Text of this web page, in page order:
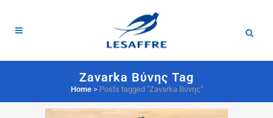
Zavarka Βύνης Tag
Home> Posts tagged "Zavarka Βύνης"